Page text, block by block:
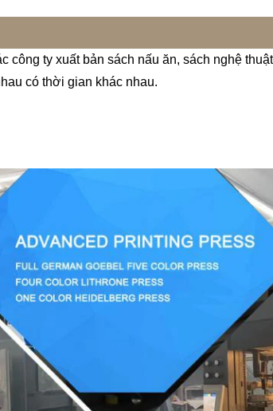
ty xuất bản sách nấu ăn, sách nghệ
có thời gian khác nhau.